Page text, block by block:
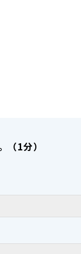
（1分）